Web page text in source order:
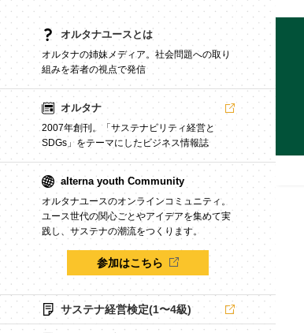
オルタナユースとは
オルタナの姉妹メディア。社会問題への取り
組みを若者の視点で発信
オルタナ
2007年創刊。「サステナビリティ経営と
SDGs」をテーマにしたビジネス情報誌
alterna youth Community
オルタナユースのオンラインコミュニティ。
ユース世代の関心ごとやアイデアを集めて実
践し、サステナの潮流をつくります。
参加はこちら
サステナ経営検定(1〜4級)